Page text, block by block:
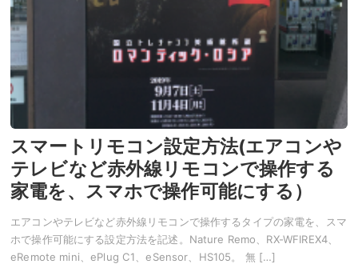
スマートリモコン設定方法(エアコンや
テレビなど赤外線リモコンで操作する
家電を、スマホで操作可能にする）
エアコンやテレビなど赤外線リモコンで操作するタイプの家電を、スマ
ホで操作可能にする設定方法を記述。Nature Remo、RX-WFIREX4、
eRemote mini、ePlug C1、eSensor、HS105。 無 […]